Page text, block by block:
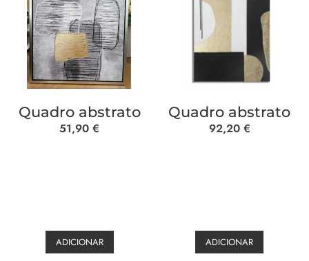
Quadro abstrato
51,90€
ADICIONAR
Quadro abstrato
92,20 €
ADICIONAR